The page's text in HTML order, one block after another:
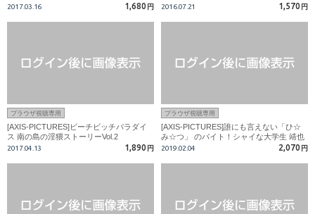
2017.03.16 1,680 円 2016.07.21 1,570 円
ブラウザ視聴専用
[AXIS-PICTURES]ビーチビッチパラダイ
ス 南の島の淫猥ストーリーVol.2
2017.04.13 1,890 円
ブラウザ視聴専用
[AXIS-PICTURES]誰にも言えない「ひ☆
み☆つ」 のバイト！シャイな大学生 靖也
結合編
2019.02.04 2,070 円